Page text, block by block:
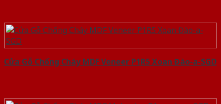
Cửa Gỗ Chống Cháy MDF Veneer P1R5 Xoan Đào-a-SGD